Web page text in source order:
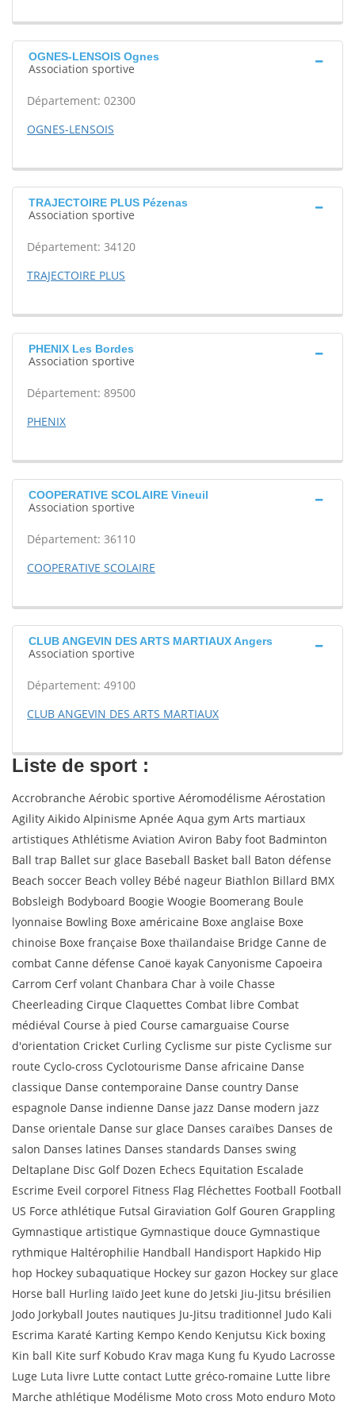
OGNES-LENSOIS Ognes
Association sportive
Département: 02300
OGNES-LENSOIS
TRAJECTOIRE PLUS Pézenas
Association sportive
Département: 34120
TRAJECTOIRE PLUS
PHENIX Les Bordes
Association sportive
Département: 89500
PHENIX
COOPERATIVE SCOLAIRE Vineuil
Association sportive
Département: 36110
COOPERATIVE SCOLAIRE
CLUB ANGEVIN DES ARTS MARTIAUX Angers
Association sportive
Département: 49100
CLUB ANGEVIN DES ARTS MARTIAUX
Liste de sport :
Accrobranche Aérobic sportive Aéromodélisme Aérostation
Agility Aikido Alpinisme Apnée Aqua gym Arts martiaux
artistiques Athlétisme Aviation Aviron Baby foot Badminton
Ball trap Ballet sur glace Baseball Basket ball Baton défense
Beach soccer Beach volley Bébé nageur Biathlon Billard BMX
Bobsleigh Bodyboard Boogie Woogie Boomerang Boule
lyonnaise Bowling Boxe américaine Boxe anglaise Boxe
chinoise Boxe française Boxe thaïlandaise Bridge Canne de
combat Canne défense Canoë kayak Canyonisme Capoeira
Carrom Cerf volant Chanbara Char à voile Chasse
Cheerleading Cirque Claquettes Combat libre Combat
médiéval Course à pied Course camarguaise Course
d'orientation Cricket Curling Cyclisme sur piste Cyclisme sur
route Cyclo-cross Cyclotourisme Danse africaine Danse
classique Danse contemporaine Danse country Danse
espagnole Danse indienne Danse jazz Danse modern jazz
Danse orientale Danse sur glace Danses caraïbes Danses de
salon Danses latines Danses standards Danses swing
Deltaplane Disc Golf Dozen Echecs Equitation Escalade
Escrime Eveil corporel Fitness Flag Fléchettes Football Football
US Force athlétique Futsal Giraviation Golf Gouren Grappling
Gymnastique artistique Gymnastique douce Gymnastique
rythmique Haltérophilie Handball Handisport Hapkido Hip
hop Hockey subaquatique Hockey sur gazon Hockey sur glace
Horse ball Hurling Iaïdo Jeet kune do Jetski Jiu-Jitsu brésilien
Jodo Jorkyball Joutes nautiques Ju-Jitsu traditionnel Judo Kali
Escrima Karaté Karting Kempo Kendo Kenjutsu Kick boxing
Kin ball Kite surf Kobudo Krav maga Kung fu Kyudo Lacrosse
Luge Luta livre Lutte contact Lutte gréco-romaine Lutte libre
Marche athlétique Modélisme Moto cross Moto enduro Moto